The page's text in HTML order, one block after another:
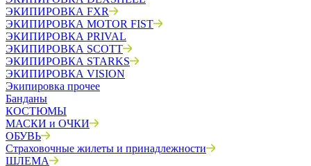
ЭКИПИРОВКА FXR
ЭКИПИРОВКА MOTOR FIST
ЭКИПИРОВКА PRIVAL
ЭКИПИРОВКА SCOTT
ЭКИПИРОВКА STARKS
ЭКИПИРОВКА VISION
Экипировка прочее
Банданы
КОСТЮМЫ
МАСКИ и ОЧКИ
ОБУВЬ
Страховочные жилеты и принадлежности
ШЛЕМА